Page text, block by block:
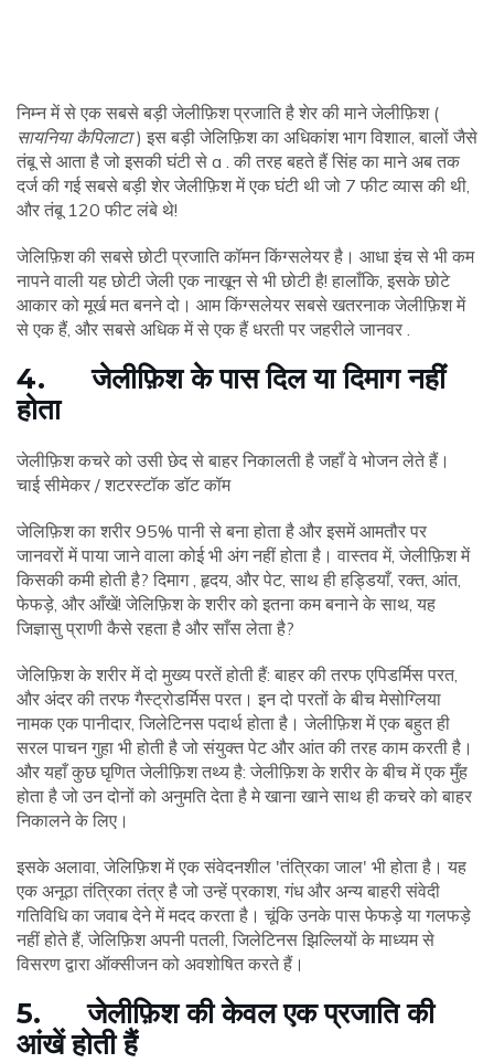
निम्न में से एक सबसे बड़ी जेलीफ़िश प्रजाति है शेर की माने जेलीफ़िश (
सायनिया कैपिलाटा) इस बड़ी जेलिफ़िश का अधिकांश भाग विशाल, बालों जैसे
तंबू से आता है जो इसकी घंटी से a . की तरह बहते हैं सिंह का माने अब तक
दर्ज की गई सबसे बड़ी शेर जेलीफ़िश में एक घंटी थी जो 7 फीट व्यास की थी,
और तंबू 120 फीट लंबे थे!
जेलिफ़िश की सबसे छोटी प्रजाति कॉमन किंग्सलेयर है। आधा इंच से भी कम
नापने वाली यह छोटी जेली एक नाखून से भी छोटी है! हालाँकि, इसके छोटे
आकार को मूर्ख मत बनने दो। आम किंग्सलेयर सबसे खतरनाक जेलीफ़िश में
से एक हैं, और सबसे अधिक में से एक हैं धरती पर जहरीले जानवर .
4. जेलीफ़िश के पास दिल या दिमाग नहीं
होता
जेलीफ़िश कचरे को उसी छेद से बाहर निकालती है जहाँ वे भोजन लेते हैं।
चाई सीमेकर / शटरस्टॉक डॉट कॉम
जेलिफ़िश का शरीर 95% पानी से बना होता है और इसमें आमतौर पर
जानवरों में पाया जाने वाला कोई भी अंग नहीं होता है। वास्तव में, जेलीफ़िश में
किसकी कमी होती है? दिमाग , हृदय, और पेट, साथ ही हड्डियाँ, रक्त, आंत,
फेफड़े, और आँखें! जेलिफ़िश के शरीर को इतना कम बनाने के साथ, यह
जिज्ञासु प्राणी कैसे रहता है और साँस लेता है?
जेलिफ़िश के शरीर में दो मुख्य परतें होती हैं: बाहर की तरफ एपिडर्मिस परत,
और अंदर की तरफ गैस्ट्रोडर्मिस परत। इन दो परतों के बीच मेसोग्लिया
नामक एक पानीदार, जिलेटिनस पदार्थ होता है। जेलीफ़िश में एक बहुत ही
सरल पाचन गुहा भी होती है जो संयुक्त पेट और आंत की तरह काम करती है।
और यहाँ कुछ घृणित जेलीफ़िश तथ्य है: जेलीफ़िश के शरीर के बीच में एक मुँह
होता है जो उन दोनों को अनुमति देता है मे खाना खाने साथ ही कचरे को बाहर
निकालने के लिए।
इसके अलावा, जेलिफ़िश में एक संवेदनशील 'तंत्रिका जाल' भी होता है। यह
एक अनूठा तंत्रिका तंत्र है जो उन्हें प्रकाश, गंध और अन्य बाहरी संवेदी
गतिविधि का जवाब देने में मदद करता है। चूंकि उनके पास फेफड़े या गलफड़े
नहीं होते हैं, जेलिफ़िश अपनी पतली, जिलेटिनस झिल्लियों के माध्यम से
विसरण द्वारा ऑक्सीजन को अवशोषित करते हैं।
5. जेलीफ़िश की केवल एक प्रजाति की
आंखें होती हैं